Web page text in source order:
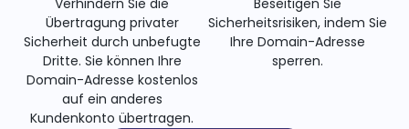
Verhindern Sie die
Übertragung privater
Sicherheit durch unbefugte
Dritte. Sie können Ihre
Domain-Adresse kostenlos
auf ein anderes
Kundenkonto übertragen.
Beseitigen Sie
Sicherheitsrisiken, indem Sie
Ihre Domain-Adresse
sperren.